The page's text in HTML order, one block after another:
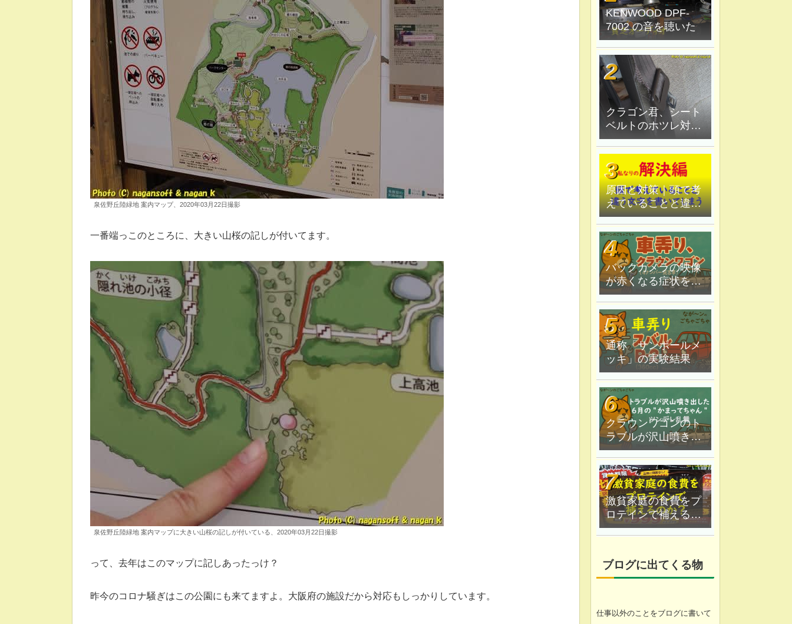
泉佐野丘陸緑地 案内マップ、2020年03月22日撮影
一番端っこのところに、大きい山桜の記しが付いてます。
泉佐野丘陸緑地 案内マップに大きい山桜の記しが付いている、2020年03月22日撮影
って、去年はこのマップに記しあったっけ？
昨今のコロナ騒ぎはこの公園にも来てますよ。大阪府の施設だから対応もしっかりしています。
KENWOOD DPF-
7002 の音を聴いた
クラゴン君、シート
ベルトのホツレ対策
修理、ハンダ鏝で炙
ってみる
原因と対策｜頭で考
えていることと違う
文字を書いてしま
う。
バックカメラの映像
が赤くなる症状を原
因追究＆解決
通称「サンポールメ
ッキ」の実験結果
クラウンワゴンのト
ラブルが沢山噴き出
した｜６月の"かまっ
てちゃん"ツンデレ乱
舞
激貧家庭の食費をプ
ロテインで補えるの
か？なが〜ン家は実
ブログに出てくる物
仕事以外のことをブログに書いて